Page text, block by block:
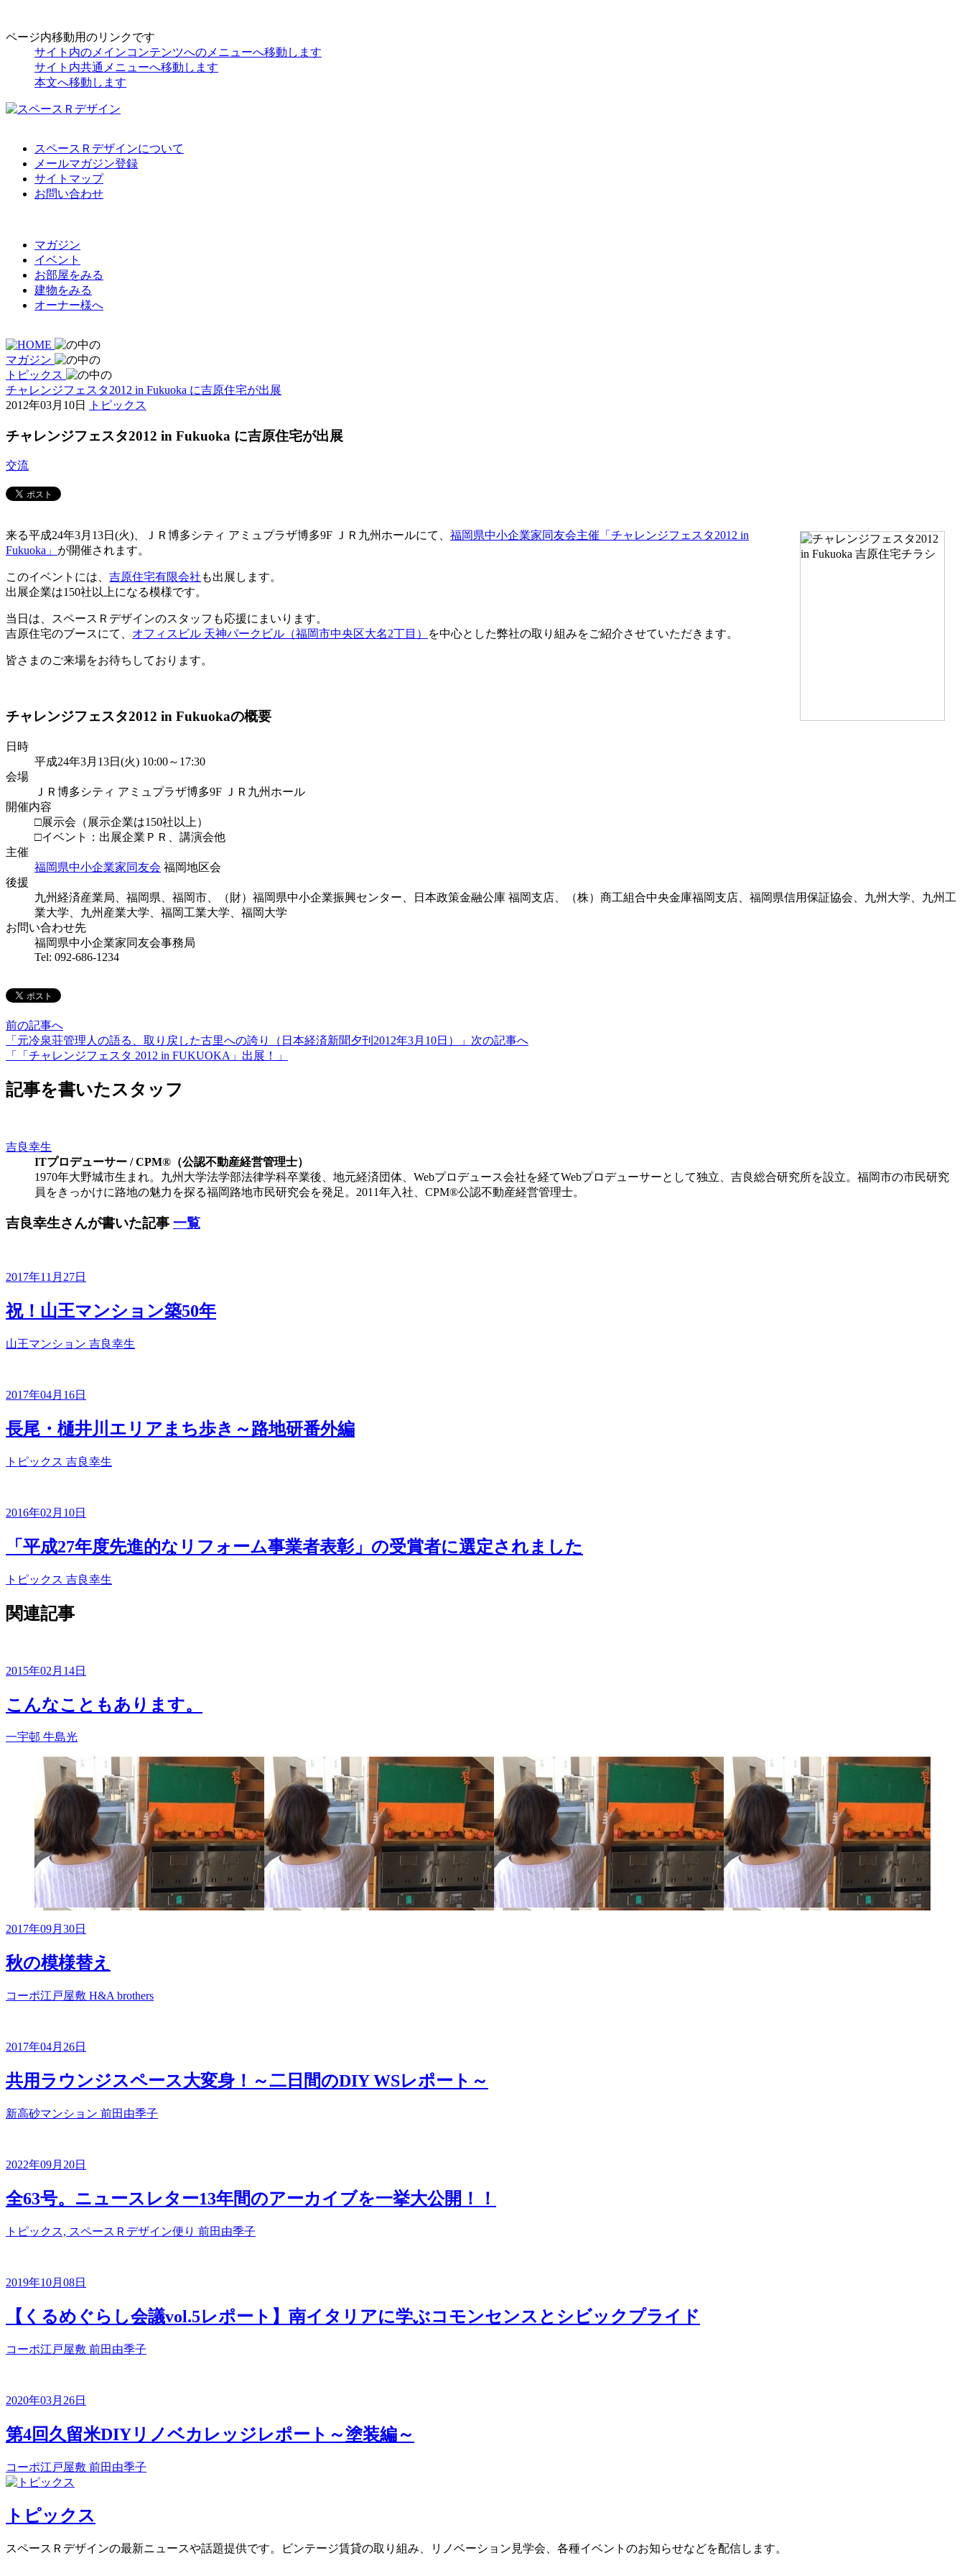
ページ内移動用のリンクです
サイト内のメインコンテンツへのメニューへ移動します
サイト内共通メニューへ移動します
本文へ移動します
スペースＲデザインについて
メールマガジン登録
サイトマップ
お問い合わせ
マガジン
イベント
お部屋をみる
建物をみる
オーナー様へ
マガジン
トピックス
チャレンジフェスタ2012 in Fukuoka に吉原住宅が出展
2012年03月10日
トピックス
チャレンジフェスタ2012 in Fukuoka に吉原住宅が出展
交流
来る平成24年3月13日(火)、ＪＲ博多シティ アミュプラザ博多9F ＪＲ九州ホールにて、 福岡県中小企業家同友会主催「チャレンジフェスタ2012 in
Fukuoka」 が開催されます。
このイベントには、 吉原住宅有限会社 も出展します。
出展企業は150社以上になる模様です。
当日は、スペースＲデザインのスタッフも応援にまいります。
吉原住宅のブースにて、 オフィスビル 天神パークビル（福岡市中央区大名2丁目） を中心とした弊社の取り組みをご紹介させていただきます。
皆さまのご来場をお待ちしております。
チャレンジフェスタ2012 in Fukuokaの概要
日時
平成24年3月13日(火) 10:00～17:30
会場
ＪＲ博多シティ アミュプラザ博多9F ＪＲ九州ホール
開催内容
□展示会（展示企業は150社以上）
□イベント：出展企業ＰＲ、講演会他
主催
福岡県中小企業家同友会 福岡地区会
後援
九州経済産業局、福岡県、福岡市、（財）福岡県中小企業振興センター、日本政策金融公庫 福岡支店、（株）商工組合中央金庫福岡支店、福岡県信用保証協会、九州大学、九州工
業大学、九州産業大学、福岡工業大学、福岡大学
お問い合わせ先
福岡県中小企業家同友会事務局
Tel: 092-686-1234
前の記事へ
「元冷泉荘管理人の語る、取り戻した古里への誇り（日本経済新聞夕刊2012年3月10日）」 次の記事へ
「「チャレンジフェスタ 2012 in FUKUOKA」出展！」
記事を書いたスタッフ
吉良幸生
ITプロデューサー / CPM®（公認不動産経営管理士）
1970年大野城市生まれ。九州大学法学部法律学科卒業後、地元経済団体、Webプロデュース会社を経てWebプロデューサーとして独立、吉良総合研究所を設立。福岡市の市民研究
員をきっかけに路地の魅力を探る福岡路地市民研究会を発足。2011年入社、CPM®公認不動産経営管理士。
吉良幸生さんが書いた記事 一覧
2017年11月27日
祝！山王マンション築50年
山王マンション 吉良幸生
2017年04月16日
長尾・樋井川エリアまち歩き～路地研番外編
トピックス 吉良幸生
2016年02月10日
「平成27年度先進的なリフォーム事業者表彰」の受賞者に選定されました
トピックス 吉良幸生
関連記事
2015年02月14日
こんなこともあります。
一宇邨 牛島光
2017年09月30日
秋の模様替え
コーポ江戸屋敷 H&A brothers
2017年04月26日
共用ラウンジスペース大変身！～二日間のDIY WSレポート～
新高砂マンション 前田由季子
2022年09月20日
全63号。ニュースレター13年間のアーカイブを一挙大公開！！
トピックス, スペースＲデザイン便り 前田由季子
2019年10月08日
【くるめぐらし会議vol.5レポート】南イタリアに学ぶコモンセンスとシビックプライド
コーポ江戸屋敷 前田由季子
2020年03月26日
第4回久留米DIYリノベカレッジレポート～塗装編～
コーポ江戸屋敷 前田由季子
トピックス
スペースＲデザインの最新ニュースや話題提供です。ビンテージ賃貸の取り組み、リノベーション見学会、各種イベントのお知らせなどを配信します。